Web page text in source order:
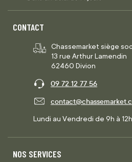
CONTACT
Chassemarket siège
13 rue Arthur Lamendin
62460 Divion
09 72 12 77 56
Lundi au Vendredi de 9h à
NOS SERVICES